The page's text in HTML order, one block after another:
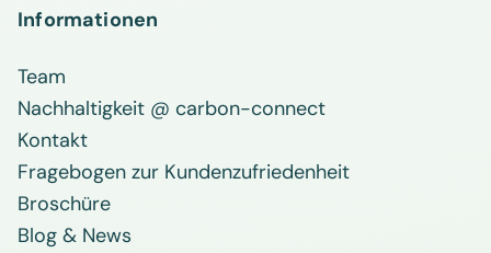
Informationen
Team
Nachhaltigkeit @ carbon-connect
Kontakt
Fragebogen zur Kundenzufriedenheit
Broschüre
Blog & News